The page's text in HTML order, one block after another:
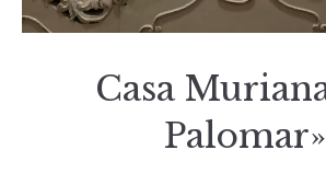
Casa
Palomar»